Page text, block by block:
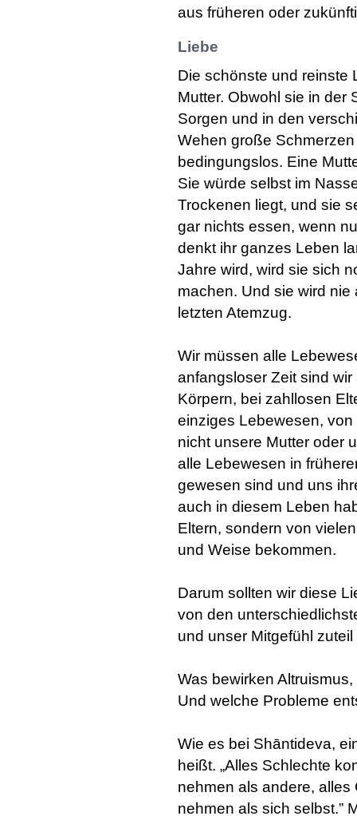
aus früheren oder
Liebe
Die schönste und reinste
Mutter. Obwohl sie in der
Sorgen und in den
Wehen große
bedingungslos. Eine
Sie würde selbst im
Trockenen liegt, und sie
gar nichts essen, wenn
denkt ihr ganzes Leben
Jahre wird, wird sie sich
machen. Und sie wird
letzten Atemzug.
Wir müssen alle
anfangsloser Zeit sind
Körpern, bei zahllosen
einziges Lebewesen,
nicht unsere Mutter oder
alle Lebewesen in
gewesen sind und uns
auch in diesem Leben
Eltern, sondern von
und Weise bekommen.
Darum sollten wir diese
von den
und unser Mitgefühl
Was bewirken
Und welche Probleme
Wie es bei Shāntideva,
heißt. „Alles Schlechte
nehmen als andere,
nehmen als sich selbst.”